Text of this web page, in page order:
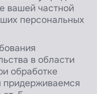
вашей частной
персональных
в области
обработке